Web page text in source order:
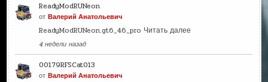
ReadyModRUNeon
отВалерий Анатольевич
ReadyModRUNeon.gt6_46_pro Читать далее
4 недели назад
00179RFSCat013
отВалерий Анатольевич